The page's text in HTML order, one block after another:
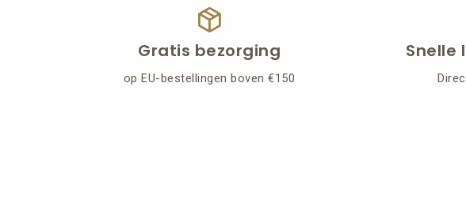
package_2
Gratis bezorging
op EU-bestellingen boven €150
Snelle